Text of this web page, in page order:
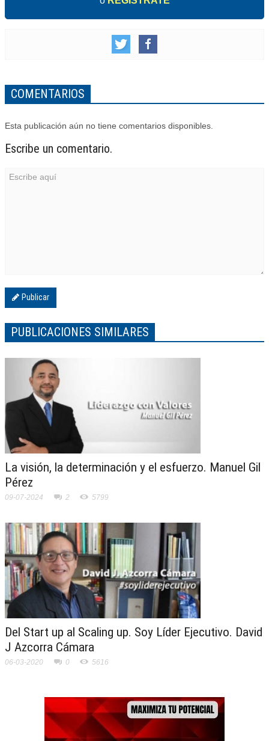
COMENTARIOS
Esta publicación aún no tiene comentarios disponibles.
Escribe un comentario.
Publicar
PUBLICACIONES SIMILARES
La visión, la determinación y el esfuerzo. Manuel Gil
Pérez
09-07-2024 2 5799
Del Start up al Scaling up. Soy Líder Ejecutivo. David
J Azcorra Cámara
06-03-2020 0 5616